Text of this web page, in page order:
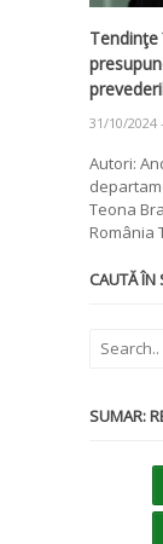
Tendinţe
31/10/2024
Autori:
Teona
România
CAUTĂ ÎN
SUMAR: